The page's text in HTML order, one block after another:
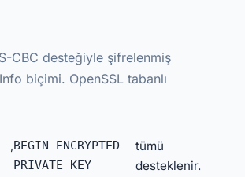
CBC desteğiyle şifrelenmiş
biçimi. OpenSSL tabanlı
,BEGIN ENCRYPTED
PRIVATE KEY
tümü
desteklenir.